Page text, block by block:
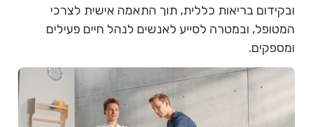
ובקידום בריאות כללית, תוך התאמה אישית לצרכי
המטופל, ובמטרה לסייע לאנשים לנהל חיים פעילים
ומספקים.